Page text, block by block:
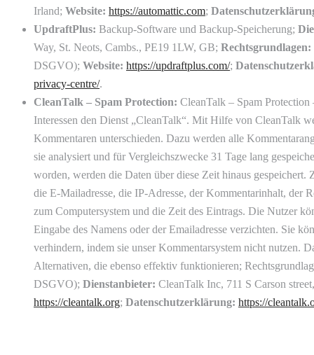
Irland; Website: https://automattic.com;
UpdraftPlus: Backup-Software und Backup-Speicherung;
Way, St. Neots, Cambs., PE19 1LW, GB; Rechtsgrundlagen:
DSGVO); Website: https://updraftplus.com/;
privacy-centre/.
CleanTalk – Spam Protection: CleanTalk – Spam
Interessen den Dienst „CleanTalk“. Mit Hilfe von CleanTalk
Kommentaren unterschieden. Dazu werden alle
sie analysiert und für Vergleichszwecke 31 Tage lang
worden, werden die Daten über diese Zeit hinaus gespeichert.
die E-Mailadresse, die IP-Adresse, der Kommentarinhalt, der
zum Computersystem und die Zeit des Eintrags. Die Nutzer
Eingabe des Namens oder der Emailadresse verzichten. Sie
verhindern, indem sie unser Kommentarsystem nicht nutzen.
Alternativen, die ebenso effektiv funktionieren;
DSGVO); Dienstanbieter: CleanTalk Inc, 711 S Carson
https://cleantalk.org; Datenschutzerklärung: https://